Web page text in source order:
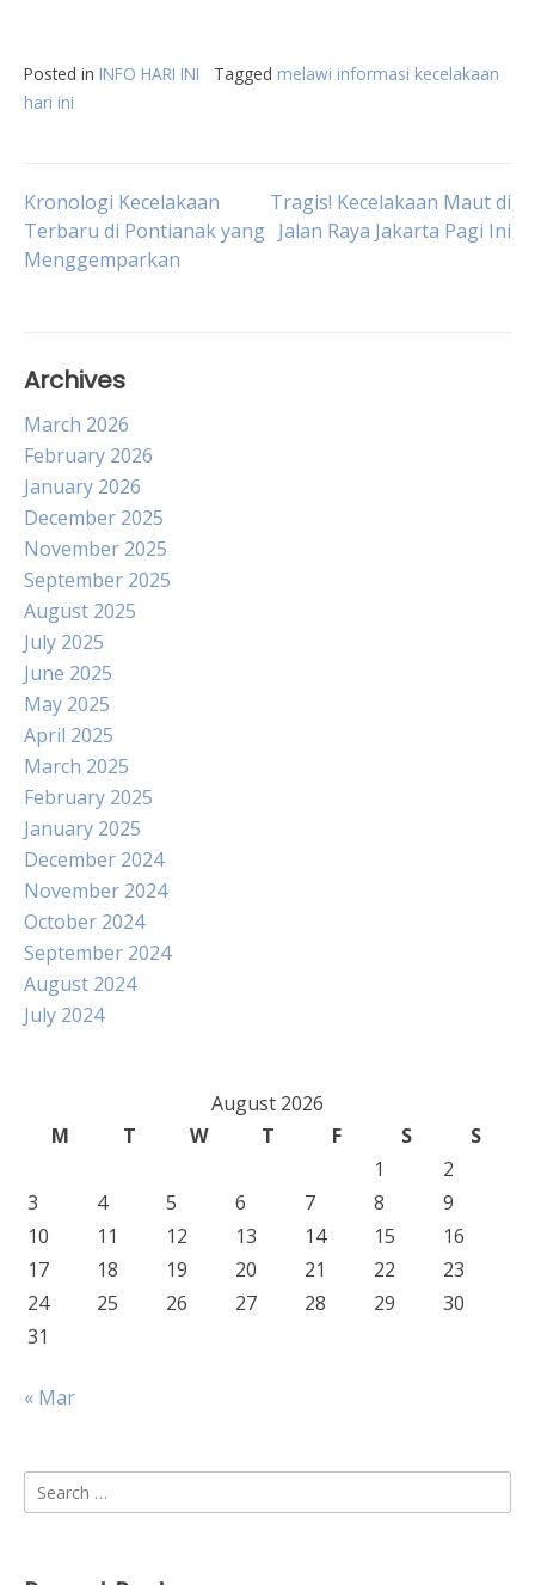
Posted in INFO HARI INI Tagged melawi informasi kecelakaan
hari ini
Post
navigation
Kronologi Kecelakaan
Terbaru di Pontianak yang
Menggemparkan
Tragis! Kecelakaan Maut di
Jalan Raya Jakarta Pagi Ini
Archives
March 2026
February 2026
January 2026
December 2025
November 2025
September 2025
August 2025
July 2025
June 2025
May 2025
April 2025
March 2025
February 2025
January 2025
December 2024
November 2024
October 2024
September 2024
August 2024
July 2024
August 2026
M
T W T F S
S
1
2
3
4 5 6 7 8
9
10
11 12 13 14 15
16
17
18 19 20 21 22
23
24
25 26 27 28 29
30
31
« Mar
Search
for: